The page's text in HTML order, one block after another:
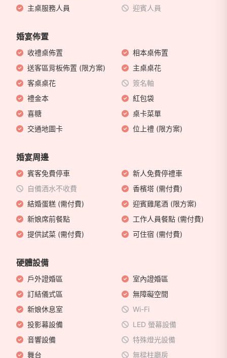
主桌服務人員
迎賓人員
婚宴佈置
收禮桌佈置
相本桌佈置
送客區背板佈置 (限方案)
主桌桌花
客桌桌花
簽名軸
禮金本
紅包袋
喜糖
桌卡菜單
交通地圖卡
位上禮 (限方案)
婚宴周邊
賓客免費停車
新人免費停禮車
自備酒水不收費
香檳塔 (需付費)
結婚蛋糕 (需付費)
迎賓雞尾酒 (限方案)
新娘席前餐點
工作人員餐點 (需付費)
提供試菜 (需付費)
可住宿 (需付費)
硬體設備
戶外證婚區
室內證婚區
訂結儀式區
無障礙空間
新娘休息室
Wi-Fi
投影幕設備
LED 螢幕設備
音響設備
特殊燈光設備
舞台
無樑柱廳房